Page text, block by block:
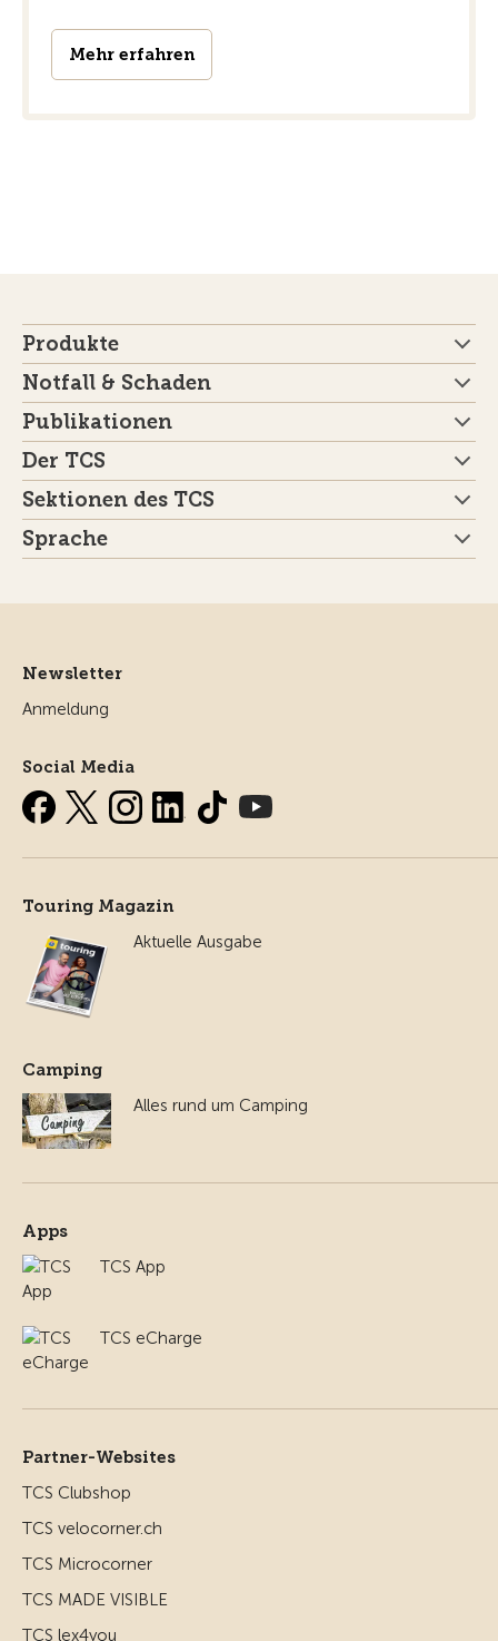
Mehr erfahren
Produkte
Notfall & Schaden
Publikationen
Der TCS
Sektionen des TCS
Sprache
Newsletter
Anmeldung
Social Media
Touring Magazin
Aktuelle Ausgabe
Camping
Alles rund um Camping
Apps
TCS App
TCS eCharge
Partner-Websites
TCS Clubshop
TCS velocorner.ch
TCS Microcorner
TCS MADE VISIBLE
TCS lex4you